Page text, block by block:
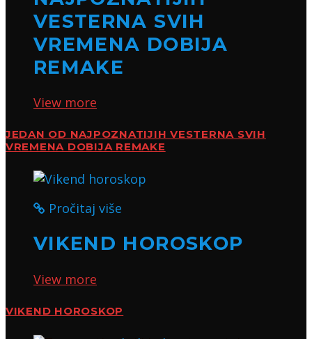
VESTERNA SVIH
VREMENA DOBIJA
REMAKE
View more
JEDAN OD NAJPOZNATIJIH VESTERNA SVIH
VREMENA DOBIJA REMAKE
Pročitaj više
VIKEND HOROSKOP
View more
VIKEND HOROSKOP